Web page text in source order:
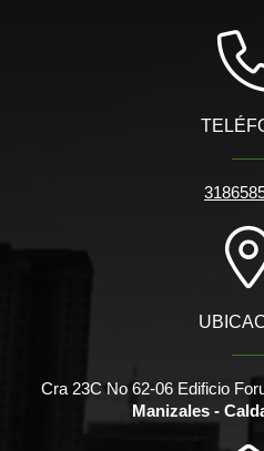
Cra 23C No 62-06 Edificio
Manizales -